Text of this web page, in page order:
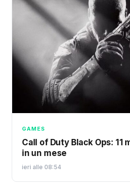
GAMES
Call of Duty Black Ops: 11
in un mese
ieri alle 08:54